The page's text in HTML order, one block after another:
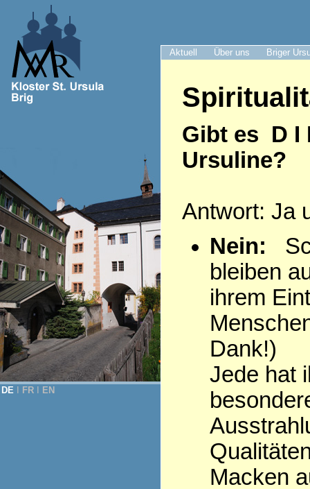
Aktuell Über uns Briger
DE FR EN
Gibt es D I
Ursuline?
Antwort: Ja
Nein:
bleiben
ihrem
Dank!)
Jede hat
Macken